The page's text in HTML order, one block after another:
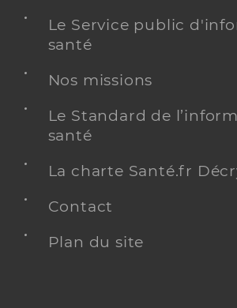
Le Service public
santé
Nos missions
Le Standard de
santé
La charte Santé.fr
Contact
Plan du site